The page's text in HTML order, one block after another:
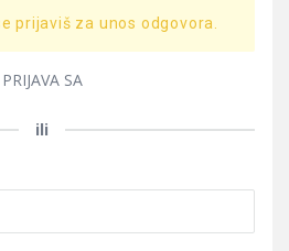
prijaviš za unos odgovora.
PRIJAVA SA
ili